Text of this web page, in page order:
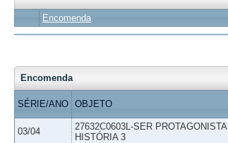
Encomenda
Encomenda
SÉRIE/ANO OBJETO
03/04
27632C0603L-SER PROTAGONISTA
HISTÓRIA 3